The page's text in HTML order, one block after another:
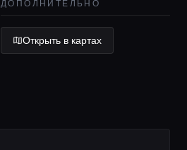
ДОПОЛНИТЕЛЬНО
Открыть в картах